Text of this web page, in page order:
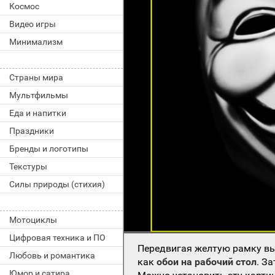
Космос
Видео игры
Минимализм
Страны мира
Мультфильмы
Еда и напитки
Праздники
Бренды и логотипы
Текстуры
Силы природы (стихия)
Мотоциклы
Цифровая техника и ПО
Любовь и романтика
Передвигая желтую рамку
какобои на рабочий стол.